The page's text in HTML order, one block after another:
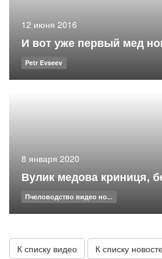
12 июня 2016
И вот уже первый мед
Petr Evseev
8 января 2020
Вулик медова криниця,
Пчеловодство видео но...
К списку видео К списку